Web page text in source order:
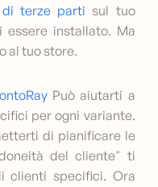
terze parti sul tuo
installato. Ma
al tuo store.
Può aiutarti a
per ogni variante.
di pianificare le
del cliente" ti
clienti specifici. Ora